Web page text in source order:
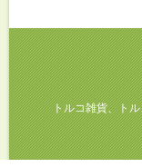
トルコ雑貨、トルコ土